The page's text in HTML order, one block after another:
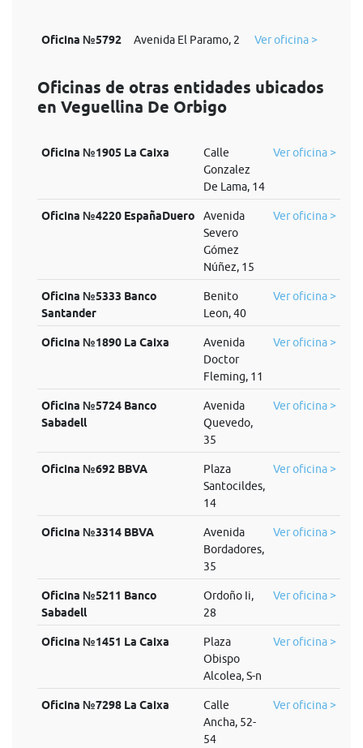
Oficina №5792 Avenida El Paramo, 2 Ver oficina >
Oficinas de otras entidades ubicados
en Veguellina De Orbigo
Oficina №1905 La Caixa
Calle
Gonzalez
De Lama, 14
Ver oficina >
Oficina №4220 EspañaDuero
Avenida
Severo
Gómez
Núñez, 15
Ver oficina >
Oficina №5333 Banco
Santander
Benito
Leon, 40
Ver oficina >
Oficina №1890 La Caixa
Avenida
Doctor
Fleming, 11
Ver oficina >
Oficina №5724 Banco
Sabadell
Avenida
Quevedo,
35
Ver oficina >
Oficina №692 BBVA
Plaza
Santocildes,
14
Ver oficina >
Oficina №3314 BBVA
Avenida
Bordadores,
35
Ver oficina >
Oficina №5211 Banco
Sabadell
Ordoño Ii,
28
Ver oficina >
Oficina №1451 La Caixa
Plaza
Obispo
Alcolea, S-n
Ver oficina >
Oficina №7298 La Caixa
Calle
Ancha, 52-
54
Ver oficina >